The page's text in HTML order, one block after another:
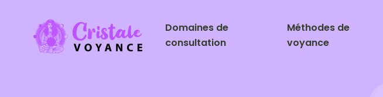
Domaines de
consultation
Méthodes de
voyance